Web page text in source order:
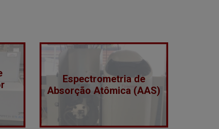
Espectrometria de
Absorção Atômica (AAS)